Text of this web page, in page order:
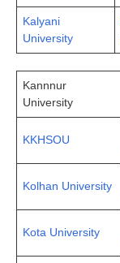
Kalyani
University
Kannnur
University
KKHSOU
Kolhan University
Kota University